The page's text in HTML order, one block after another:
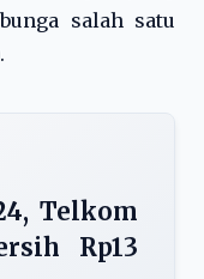
salah satu
Telkom
Rp13